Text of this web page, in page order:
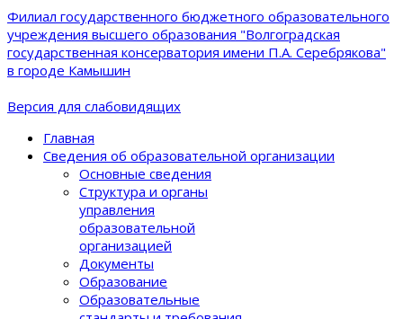
Филиал государственного бюджетного образовательного
учреждения высшего образования "Волгоградская
государственная консерватория имени П.А. Серебрякова"
в городе Камышин
Версия для слабовидящих
Главная
Сведения об образовательной организации
Основные сведения
Структура и органы
управления
образовательной
организацией
Документы
Образование
Образовательные